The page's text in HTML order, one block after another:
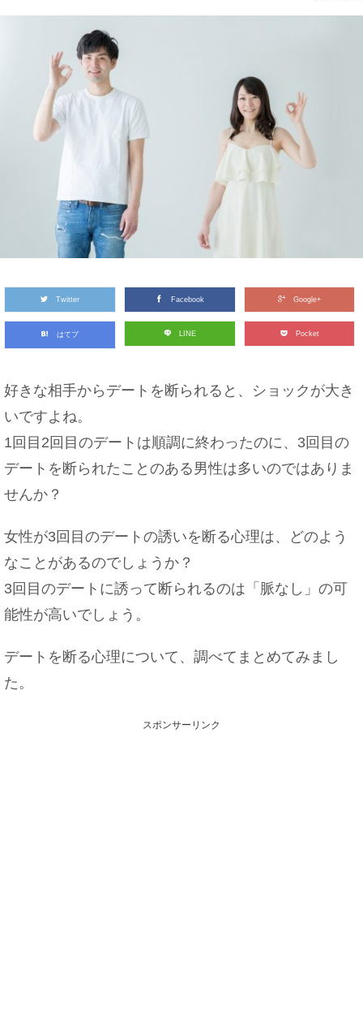
Twitter Facebook Google+
はてブ LINE Pocket
好きな相手からデートを断られると、ショックが大き
いですよね。
1回目2回目のデートは順調に終わったのに、3回目の
デートを断られたことのある男性は多いのではありま
せんか？
女性が3回目のデートの誘いを断る心理は、どのよう
なことがあるのでしょうか？
3回目のデートに誘って断られるのは「脈なし」の可
能性が高いでしょう。
デートを断る心理について、調べてまとめてみまし
た。
スポンサーリンク